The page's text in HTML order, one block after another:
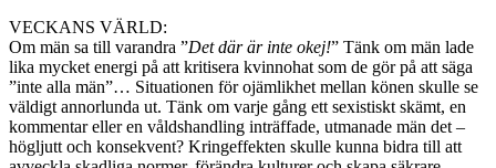
VECKANS VÄRLD:
Om män sa till varandra ”Det där är inte okej!” Tänk om män lade
lika mycket energi på att kritisera kvinnohat som de gör på att säga
”inte alla män”… Situationen för ojämlikhet mellan könen skulle se
väldigt annorlunda ut. Tänk om varje gång ett sexistiskt skämt, en
kommentar eller en våldshandling inträffade, utmanade män det –
högljutt och konsekvent? Kringeffekten skulle kunna bidra till att